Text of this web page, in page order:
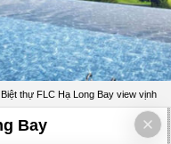
Biệt thự FLC Hạ Long Bay view vịnh
Bay